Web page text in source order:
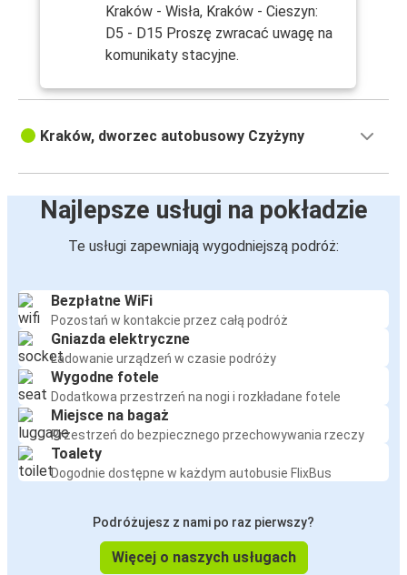
Kraków - Wisła, Kraków - Cieszyn:
D5 - D15 Proszę zwracać uwagę na
komunikaty stacyjne.
Kraków, dworzec autobusowy Czyżyny
Najlepsze usługi na pokładzie
Te usługi zapewniają wygodniejszą podróż:
Bezpłatne WiFi
Pozostań w kontakcie przez całą podróż
Gniazda elektryczne
Ładowanie urządzeń w czasie podróży
Wygodne fotele
Dodatkowa przestrzeń na nogi i rozkładane fotele
Miejsce na bagaż
Przestrzeń do bezpiecznego przechowywania rzeczy
Toalety
Dogodnie dostępne w każdym autobusie FlixBus
Podróżujesz z nami po raz pierwszy?
Więcej o naszych usługach